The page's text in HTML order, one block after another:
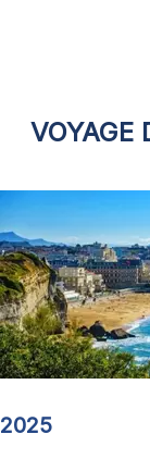
VOYAGE
2025